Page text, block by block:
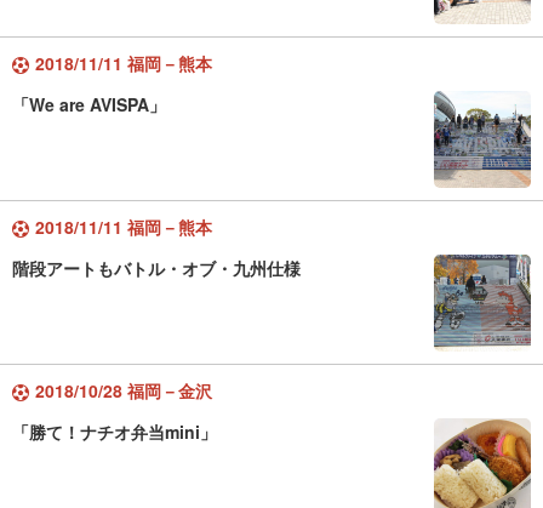
2018/11/11 福岡－熊本
「We are AVISPA」
2018/11/11 福岡－熊本
階段アートもバトル・オブ・九州仕様
2018/10/28 福岡－金沢
「勝て！ナチオ弁当mini」